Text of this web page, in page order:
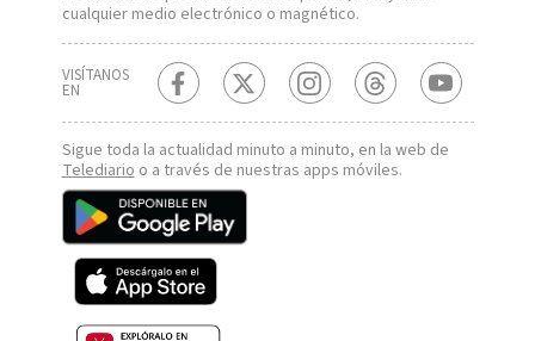
cualquier medio electrónico o magnético.
VISÍTANOS
EN
Sigue toda la actualidad minuto a minuto, en la web de
Telediarioo a través de nuestras apps móviles.